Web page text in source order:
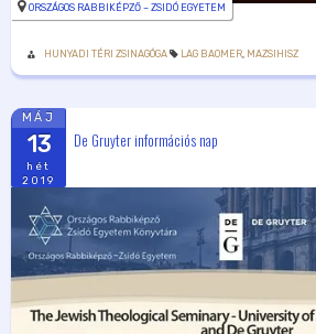
ORSZÁGOS RABBIKÉPZŐ – ZSIDÓ EGYETEM
HUNYADI TÉRI ZSINAGÓGA LAG BAOMER MAZSIHISZ
MÁJ
13
hét
2019
De Gruyter információs nap